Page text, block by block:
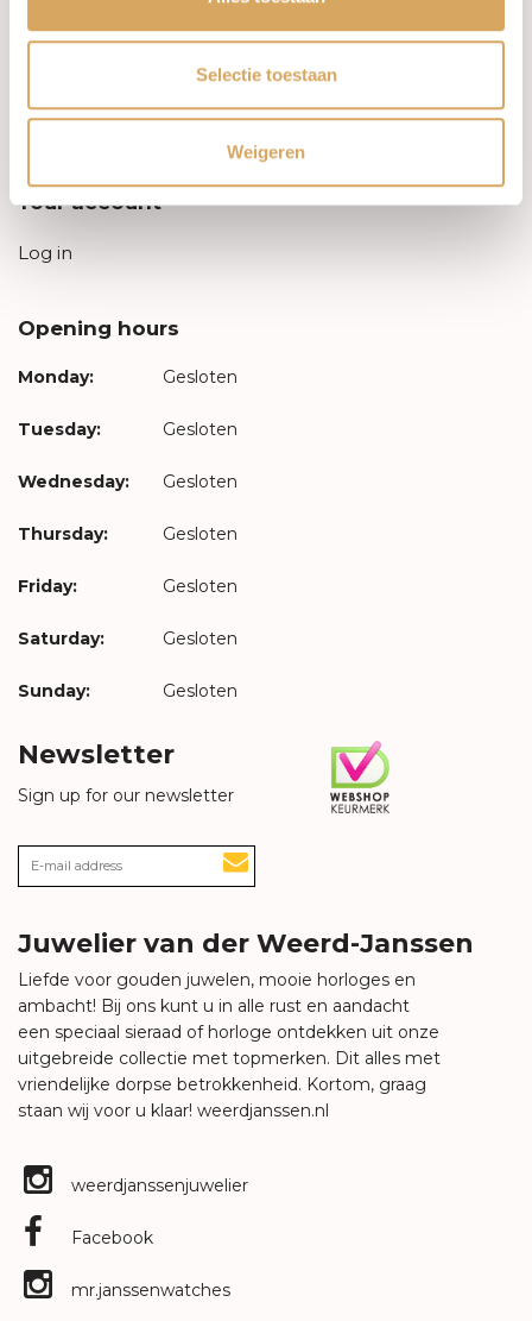
Selectie toestaan
Weigeren
Leveringsvoorwaarden
Privacy Policy
Your account
Log in
Opening hours
Monday: Gesloten
Tuesday: Gesloten
Wednesday: Gesloten
Thursday: Gesloten
Friday: Gesloten
Saturday: Gesloten
Sunday: Gesloten
Newsletter
Sign up for our newsletter
Juwelier van der Weerd-Janssen
Liefde voor gouden juwelen, mooie horloges en
ambacht! Bij ons kunt u in alle rust en aandacht
een speciaal sieraad of horloge ontdekken uit onze
uitgebreide collectie met topmerken. Dit alles met
vriendelijke dorpse betrokkenheid. Kortom, graag
staan wij voor u klaar! weerdjanssen.nl
weerdjanssenjuwelier
Facebook
mr.janssenwatches